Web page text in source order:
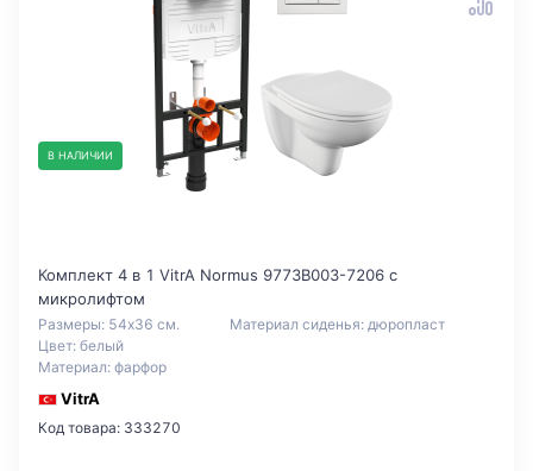
В НАЛИЧИИ
Комплект 4 в 1 VitrA Normus 9773B003-7206 с
микролифтом
Размеры: 54x36 см.
Цвет: белый
Материал: фарфор
Материал сиденья: дюропласт
VitrA
Код товара: 333270